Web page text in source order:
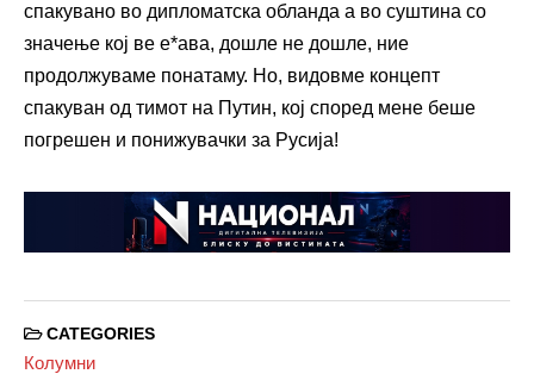
спакувано во дипломатска обланда а во суштина со
значење кој ве е*ава, дошле не дошле, ние
продолжуваме понатаму. Но, видовме концепт
спакуван од тимот на Путин, кој според мене беше
погрешен и понижувачки за Русија!
CATEGORIES
Колумни